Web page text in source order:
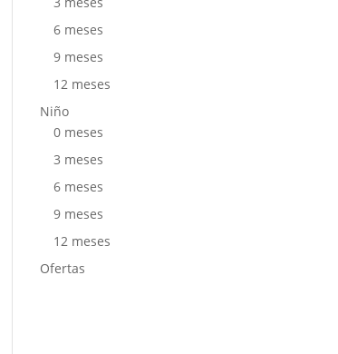
6 meses
9 meses
12 meses
Niño
0 meses
3 meses
6 meses
9 meses
12 meses
Ofertas